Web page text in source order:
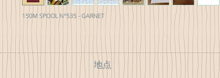
150M SPOOL N°535 - GARNET
地点